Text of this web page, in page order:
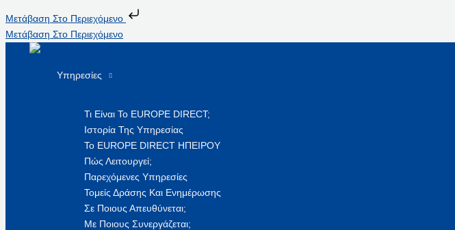
Μετάβαση Στο Περιεχόμενο
Μετάβαση Στο Περιεχόμενο
Υπηρεσίες
Τι Είναι Το EUROPE DIRECT;
Ιστορία Της Υπηρεσίας
Το EUROPE DIRECT ΗΠΕΙΡΟΥ
Πώς Λειτουργεί;
Παρεχόμενες Υπηρεσίες
Τομείς Δράσης Και Ενημέρωσης
Σε Ποιους Απευθύνεται;
Με Ποιους Συνεργάζεται;